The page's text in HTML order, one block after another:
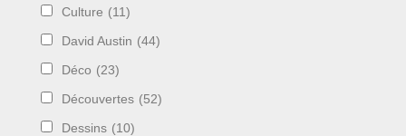
Culture (11)
David Austin (44)
Déco (23)
Découvertes (52)
Dessins (10)